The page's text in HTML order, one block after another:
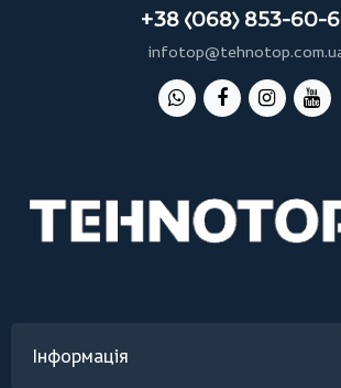
+38 (068) 853-60-
Інформація